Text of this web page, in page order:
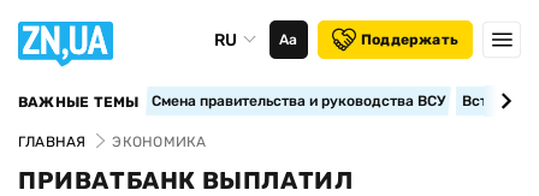
RU Аа Поддержать
ВАЖНЫЕ ТЕМЫ Смена правительства и руководства ВСУ
ГЛАВНАЯ ЭКОНОМИКА
ПРИВАТБАНК ВЫПЛАТИЛ